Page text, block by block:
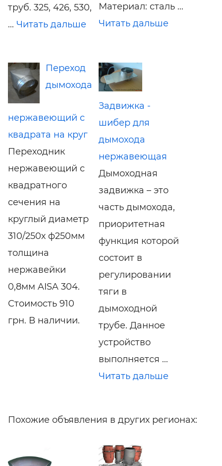
труб. 325, 426, 530,
... Читать дальше
Материал: сталь ...
Читать дальше
Переход
дымохода
нержавеющий с
квадрата на круг
Переходник
нержавеющий с
квадратного
сечения на
круглый диаметр
310/250х ф250мм
толщина
нержавейки
0,8мм AISA 304.
Стоимость 910
грн. В наличии.
Задвижка -
шибер для
дымохода
нержавеющая
Дымоходная
задвижка – это
часть дымохода,
приоритетная
функция которой
состоит в
регулировании
тяги в
дымоходной
трубе. Данное
устройство
выполняется ...
Читать дальше
Похожие объявления в других регионах: